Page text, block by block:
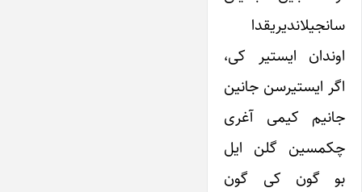
سانجیلاندیریقدا
اوندان ایستیر کی،
اگر ایستیرسن جانین
جانیم کیمی آغری
چکمسین گلن ایل
بو گون کی گون